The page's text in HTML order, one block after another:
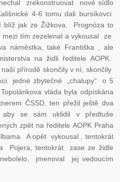
zrekonstruovat nové sídlo
4-6 tomu dali bursíkovci
jak ze Žižkova. Prognóza to
tím zezelenal a vykousal ze
náměstka, také Františka , ale
na židli ředitele AOPK.
přírodě skončily v ní, skončily
jedné zbytečné „chalupy“ o 5
vláda byla odpískána
ČSSD, ten přežil ještě dva
aby se sám uklidil v předtuše
zpět na ředitele AOPK Praha
A opět vykousal , tentokrát
Pojera, tentokrát zase ze židle
jmenoval jej vedoucím